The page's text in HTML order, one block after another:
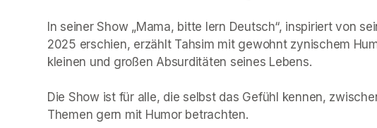
In seiner Show „Mama, bitte lern Deutsch“, inspiriert von
2025 erschien, erzählt Tahsim mit gewohnt zynischem
kleinen und großen Absurditäten seines Lebens.
Die Show ist für alle, die selbst das Gefühl kennen,
Themen gern mit Humor betrachten.